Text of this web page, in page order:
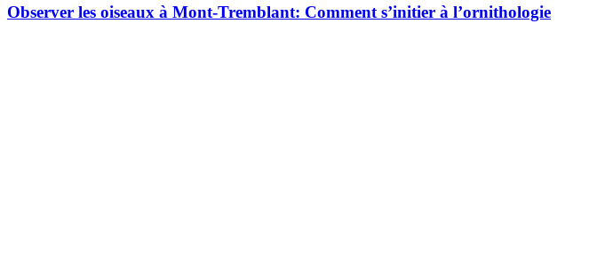
Observer les oiseaux à Mont-Tremblant: Comment s’initier à l’ornithologie